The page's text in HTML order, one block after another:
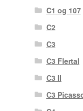
C1 og 107
C2
C3
C3 Flertal
C3 II
C3